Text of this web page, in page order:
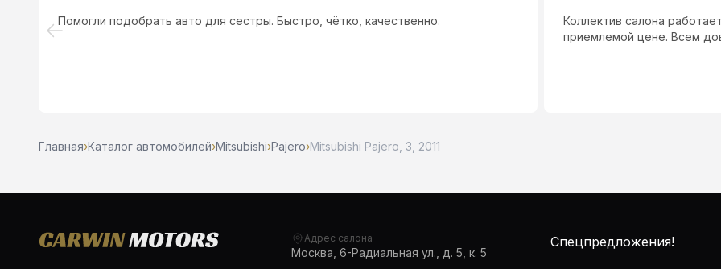
Помогли подобрать авто для сестры. Быстро, чётко, качественно.
Коллектив салона
приемлемой цене. Всем
Главная›Каталог автомобилей›Mitsubishi›Pajero›Mitsubishi Pajero, 3, 2011
Адрес салона
Москва, 6-Радиальная ул., д. 5, к. 5
Спецпредложения!